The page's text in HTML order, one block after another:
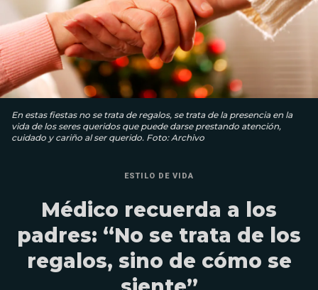
En estas fiestas no se trata de regalos, se trata de la presencia en la
vida de los seres queridos que puede darse prestando atención,
cuidado y cariño al ser querido. Foto: Archivo
ESTILO DE VIDA
Médico recuerda a los
padres: “No se trata de los
regalos, sino de cómo se